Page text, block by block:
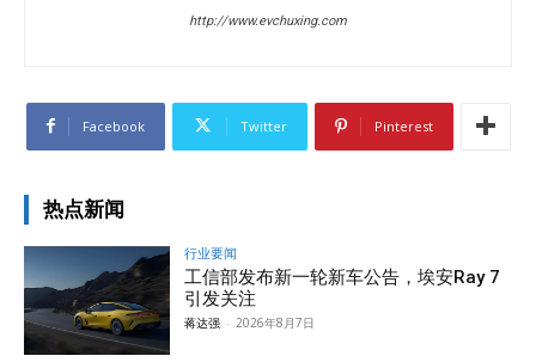
http://www.evchuxing.com
Facebook Twitter Pinterest
热点新闻
行业要闻
工信部发布新一轮新车公告，埃安Ray 7
引发关注
蒋达强 - 2026年8月7日